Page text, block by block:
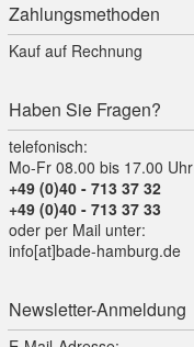
Zahlungsmethoden
Kauf auf Rechnung
Haben Sie Fragen?
telefonisch:
Mo-Fr 08.00 bis 17.00 Uhr
+49 (0)40 - 713 37 32
+49 (0)40 - 713 37 33
oder per Mail unter:
info[at]bade-hamburg.de
Newsletter-Anmeldung